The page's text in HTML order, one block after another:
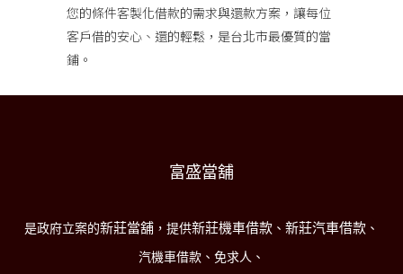
您的條件客製化借款的需求與還款方案，讓每位
客戶借的安心、還的輕鬆，是台北市最優質的當
鋪。
富盛當舖
是政府立案的新莊當舖 ，提供新莊機車借款 、 新莊汽車借款 、
汽機車借款、免求人、